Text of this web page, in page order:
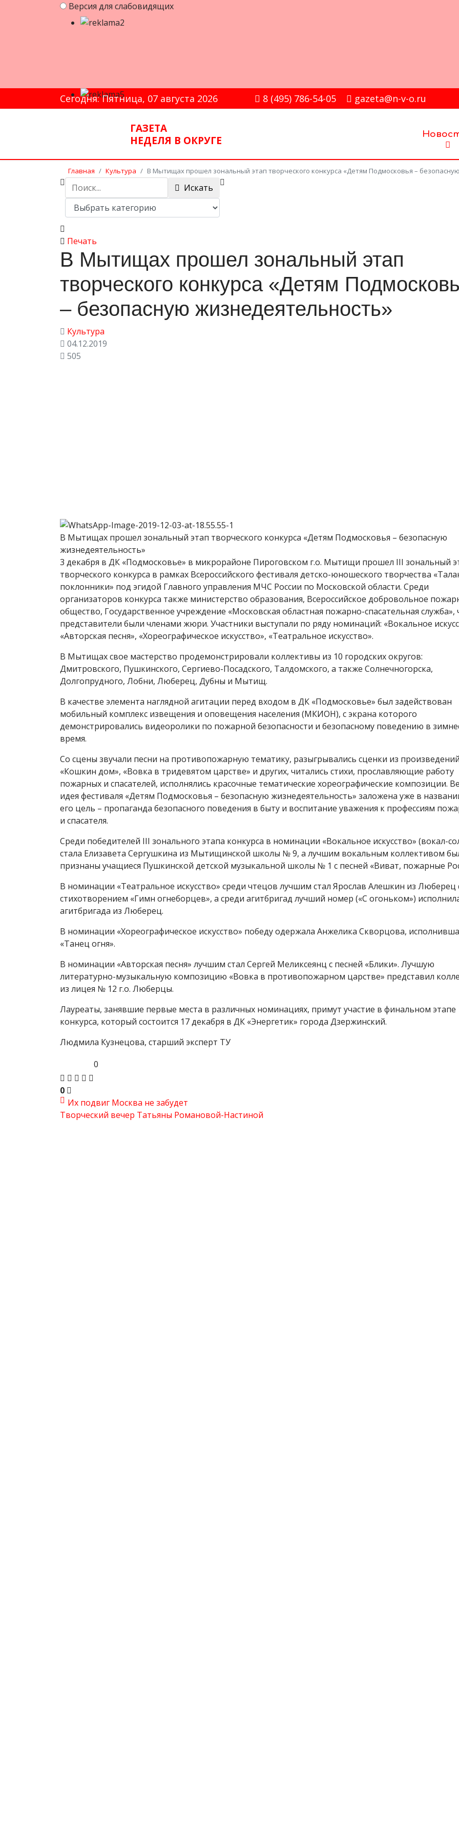
Версия для слабовидящих
Сегодня: Пятница, 07 августа 2026 8 (495) 786-54-05 gazeta@n-v-o.ru
ГАЗЕТА
НЕДЕЛЯ В ОКРУГЕ
Главная Культура В Мытищах прошел зональный этап творческого конкурса «Детям Подмосковья –
Искать
Печать
В Мытищах прошел зональный этап
творческого конкурса «Детям
– безопасную жизнедеятельность»
Культура
04.12.2019
505
В Мытищах прошел зональный этап творческого конкурса «Детям Подмосковья – безопасную
жизнедеятельность»
3 декабря в ДК «Подмосковье» в микрорайоне Пироговском г.о. Мытищи прошел III зональный
творческого конкурса в рамках Всероссийского фестиваля детско-юношеского творчества
поклонники» под эгидой Главного управления МЧС России по Московской области. Среди
организаторов конкурса также министерство образования, Всероссийское добровольное
общество, Государственное учреждение «Московская областная пожарно-спасательная служба»,
представители были членами жюри. Участники выступали по ряду номинаций: «Вокальное
«Авторская песня», «Хореографическое искусство», «Театральное искусство».
В Мытищах свое мастерство продемонстрировали коллективы из 10 городских округов:
Дмитровского, Пушкинского, Сергиево-Посадского, Талдомского, а также Солнечногорска,
Долгопрудного, Лобни, Люберец, Дубны и Мытищ.
В качестве элемента наглядной агитации перед входом в ДК «Подмосковье» был задействован
мобильный комплекс извещения и оповещения населения (МКИОН), с экрана которого
демонстрировались видеоролики по пожарной безопасности и безопасному поведению в
время.
Со сцены звучали песни на противопожарную тематику, разыгрывались сценки из произведений
«Кошкин дом», «Вовка в тридевятом царстве» и других, читались стихи, прославляющие работу
пожарных и спасателей, исполнялись красочные тематические хореографические композиции.
идея фестиваля «Детям Подмосковья – безопасную жизнедеятельность» заложена уже в
его цель – пропаганда безопасного поведения в быту и воспитание уважения к профессиям
и спасателя.
Среди победителей III зонального этапа конкурса в номинации «Вокальное искусство» (вокал-
стала Елизавета Сергушкина из Мытищинской школы № 9, а лучшим вокальным коллективом
признаны учащиеся Пушкинской детской музыкальной школы № 1 с песней «Виват, пожарные
В номинации «Театральное искусство» среди чтецов лучшим стал Ярослав Алешкин из Люберец
стихотворением «Гимн огнеборцев», а среди агитбригад лучший номер («С огоньком»)
агитбригада из Люберец.
В номинации «Хореографическое искусство» победу одержала Анжелика Скворцова,
«Танец огня».
В номинации «Авторская песня» лучшим стал Сергей Меликсеянц с песней «Блики». Лучшую
литературно-музыкальную композицию «Вовка в противопожарном царстве» представил
из лицея № 12 г.о. Люберцы.
Лауреаты, занявшие первые места в различных номинациях, примут участие в финальном этапе
конкурса, который состоится 17 декабря в ДК «Энергетик» города Дзержинский.
Людмила Кузнецова, старший эксперт ТУ
0
0
Их подвиг Москва не забудет
Творческий вечер Татьяны Романовой-Настиной